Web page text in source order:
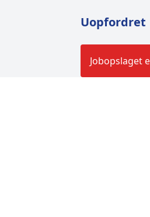
Uopfordret
Jobopslaget